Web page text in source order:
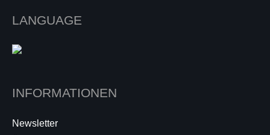
LANGUAGE
INFORMATIONEN
Newsletter